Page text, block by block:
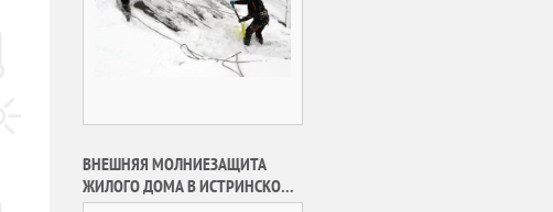
ВНЕШНЯЯ МОЛНИЕЗАЩИТА
ЖИЛОГО ДОМА В ИСТРИНСКОМ
РАЙОНЕ